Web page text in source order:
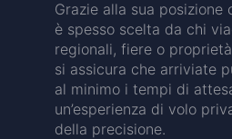
Grazie alla sua posizione
è spesso scelta da chi
regionali, fiere o
si assicura che arriviate
al minimo i tempi di
un’esperienza di volo
della precisione.